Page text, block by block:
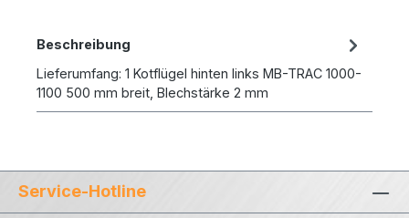
Beschreibung
Lieferumfang: 1 Kotflügel hinten links MB-TRAC 1000-
1100 500 mm breit, Blechstärke 2 mm
Service-Hotline